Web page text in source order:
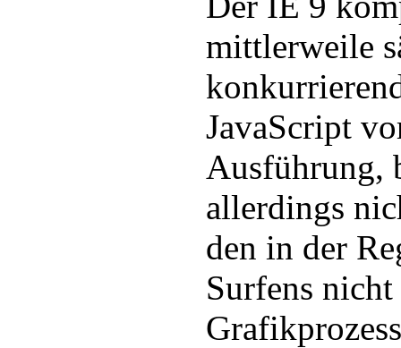
mittlerweile
JavaScript
Ausführung,
allerdings
den in der
Surfens nicht